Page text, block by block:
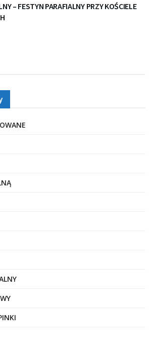
– FESTYN PARAFIALNY PRZY KOŚCIELE